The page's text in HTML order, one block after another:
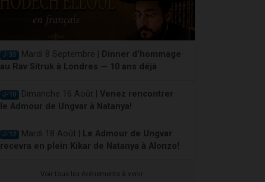
J-33 Mardi 8 Septembre |
Dinner d'hommage
au Rav Sitruk à Londres — 10 ans déjà
J-10 Dimanche 16 Août | Venez rencontrer
le Admour de Ungvar à Natanya!
J-12 Mardi 18 Août |
Le Admour de Ungvar
recevra en plein Kikar de Natanya à Alonzo!
Voir tous les événements à venir